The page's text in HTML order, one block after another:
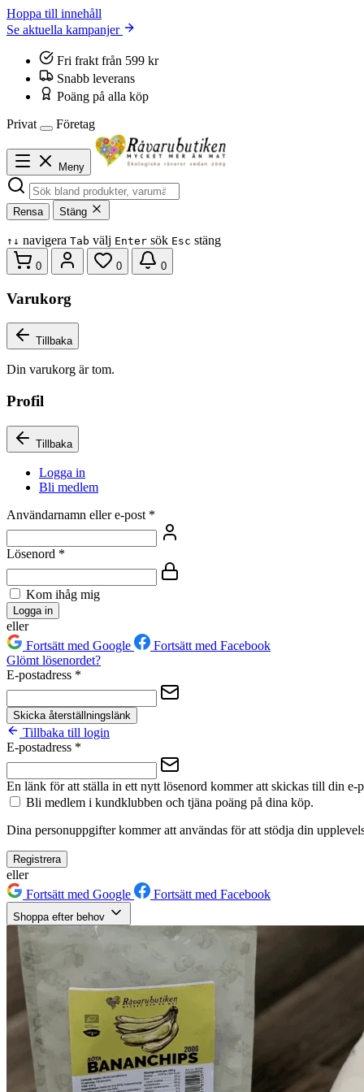
Hoppa till innehåll
Se aktuella kampanjer
Fri frakt från 599 kr
Snabb leverans
Poäng på alla köp
Privat
Företag
Meny
Rensa Stäng
↑ ↓ navigera Tab välj Enter sök Esc stäng
0 0 0
Varukorg
Tillbaka
Din varukorg är tom.
Profil
Tillbaka
Logga in
Bli medlem
Användarnamn eller e-post *
Lösenord *
Kom ihåg mig
Logga in
eller
Fortsätt med Google
Fortsätt med Facebook
Glömt lösenordet?
E-postadress *
Skicka återställningslänk
Tillbaka till login
E-postadress *
En länk för att ställa in ett nytt lösenord kommer att skickas till din e-
Bli medlem i kundklubben och tjäna poäng på dina köp.
Dina personuppgifter kommer att användas för att stödja din
Registrera
eller
Fortsätt med Google
Fortsätt med Facebook
Shoppa efter behov